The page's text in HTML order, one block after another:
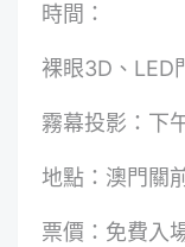
時間：
裸眼3D、LED
霧幕投影：下
地點：澳門關
票價：免費入